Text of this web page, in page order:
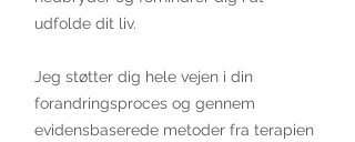
udfolde dit liv.
Jeg støtter dig hele vejen i din
forandringsproces og gennem
evidensbaserede metoder fra terapien